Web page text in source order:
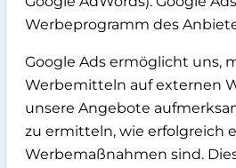
Werbeprogramm des
Google Ads ermöglicht uns,
Werbemitteln auf externen
unsere Angebote
zu ermitteln, wie erfolgreich
Werbemaßnahmen sind.